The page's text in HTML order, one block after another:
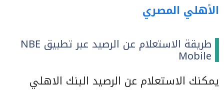
الأهلي المصري
طريقة الاستعلام عن الرصيد عبر تطبيق NBE
Mobile
يمكنك الاستعلام عن الرصيد البنك الاهلي